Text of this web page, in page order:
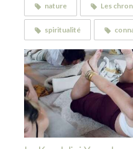
nature Les
spiritualité